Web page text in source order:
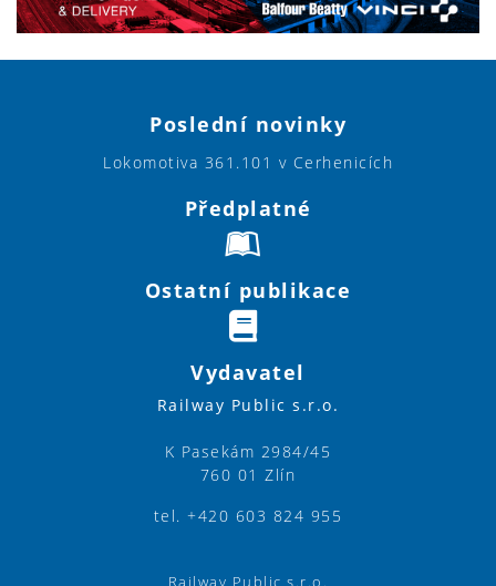
Poslední novinky
Lokomotiva 361.101 v Cerhenicích
Předplatné
Ostatní publikace
Vydavatel
Railway Public s.r.o.
K Pasekám 2984/45
760 01 Zlín
tel. +420 603 824 955
Railway Public s.r.o.